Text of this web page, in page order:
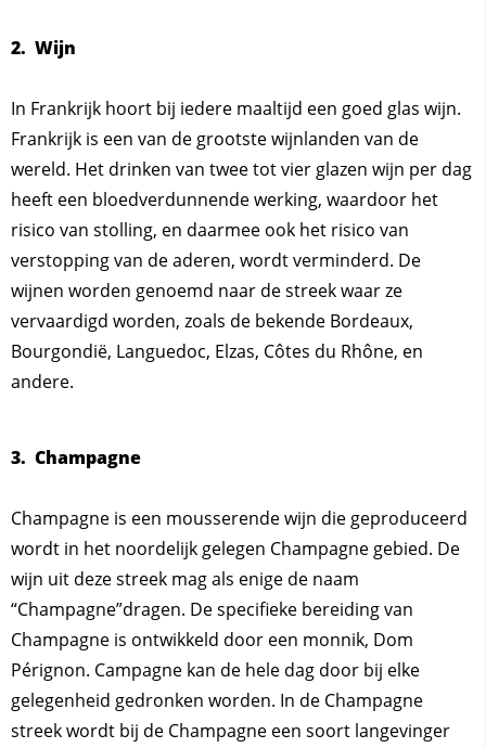
2. Wijn
In Frankrijk hoort bij iedere maaltijd een goed glas wijn.
Frankrijk is een van de grootste wijnlanden van de
wereld. Het drinken van twee tot vier glazen wijn per dag
heeft een bloedverdunnende werking, waardoor het
risico van stolling, en daarmee ook het risico van
verstopping van de aderen, wordt verminderd. De
wijnen worden genoemd naar de streek waar ze
vervaardigd worden, zoals de bekende Bordeaux,
Bourgondië, Languedoc, Elzas, Côtes du Rhône, en
andere.
3. Champagne
Champagne is een mousserende wijn die geproduceerd
wordt in het noordelijk gelegen Champagne gebied. De
wijn uit deze streek mag als enige de naam
“Champagne”dragen. De specifieke bereiding van
Champagne is ontwikkeld door een monnik, Dom
Pérignon. Campagne kan de hele dag door bij elke
gelegenheid gedronken worden. In de Champagne
streek wordt bij de Champagne een soort langevinger